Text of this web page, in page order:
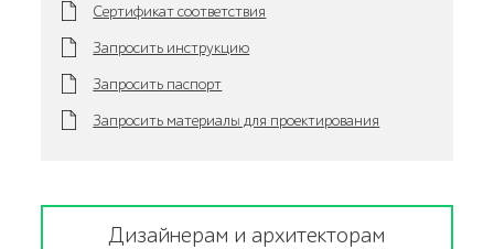
Сертификат соответствия
Запросить инструкцию
Запросить паспорт
Запросить материалы для проектирования
Дизайнерам и архитекторам